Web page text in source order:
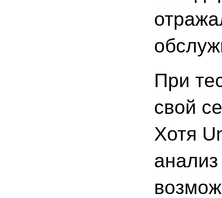
При
свой
Хотя